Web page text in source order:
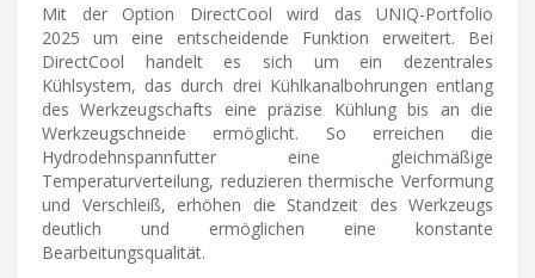
Mit der Option DirectCool wird das UNIQ-Portfolio
2025 um eine entscheidende Funktion erweitert. Bei
DirectCool handelt es sich um ein dezentrales
Kühlsystem, das durch drei Kühlkanalbohrungen entlang
des Werkzeugschafts eine präzise Kühlung bis an die
Werkzeugschneide ermöglicht. So erreichen die
Hydrodehnspannfutter eine gleichmäßige
Temperaturverteilung, reduzieren thermische Verformung
und Verschleiß, erhöhen die Standzeit des Werkzeugs
deutlich und ermöglichen eine konstante
Bearbeitungsqualität.